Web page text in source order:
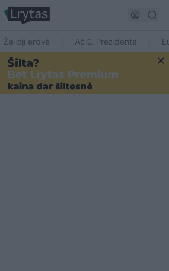
Žalioji erdvė Ačiū, Prezidente